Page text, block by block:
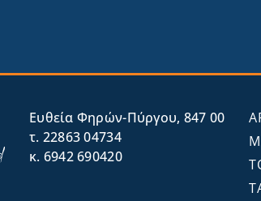
Eυθεία Φηρών-Πύργου, 847 00
τ. 22863 04734
κ. 6942 690420